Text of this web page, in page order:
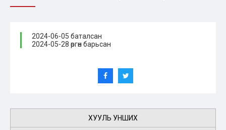
2024-06-05 баталсан
2024-05-28 өргөн барьсан
ХУУЛЬ УНШИХ